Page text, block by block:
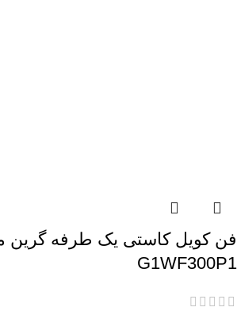
فن کویل کاستی یک طرفه گرین
G1WF300P1